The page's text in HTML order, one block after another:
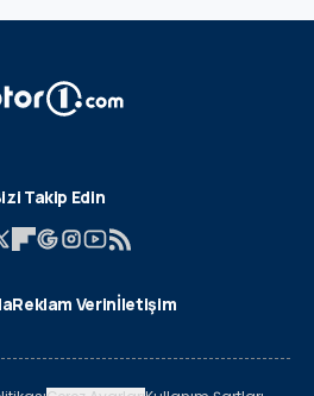
Takip Edin
Reklam Verinİletişim